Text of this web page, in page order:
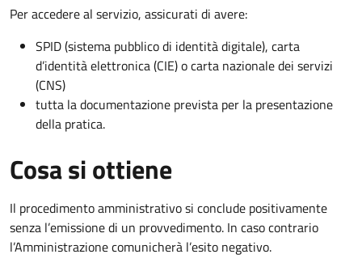
Per accedere al servizio, assicurati di avere:
SPID (sistema pubblico di identità digitale), carta
d’identità elettronica (CIE) o carta nazionale dei servizi
(CNS)
tutta la documentazione prevista per la presentazione
della pratica.
Cosa si ottiene
Il procedimento amministrativo si conclude positivamente
senza l’emissione di un provvedimento. In caso contrario
l’Amministrazione comunicherà l’esito negativo.